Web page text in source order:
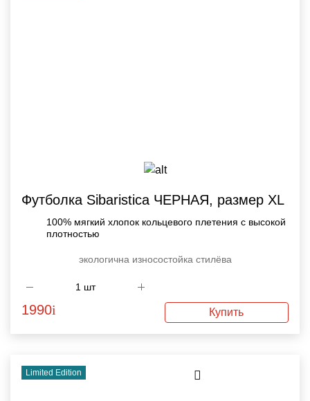
Футболка Sibaristica ЧЕРНАЯ, размер XL
100% мягкий хлопок кольцевого плетения с высокой
плотностью
экологична износостойка стилёва
1990i Купить
Limited Edition